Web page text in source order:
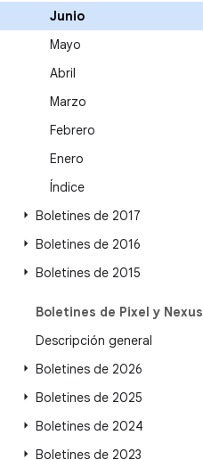
Junio
Mayo
Abril
Marzo
Febrero
Enero
Índice
Boletines de 2017
Boletines de 2016
Boletines de 2015
Boletines de Pixel y Nexus
Descripción general
Boletines de 2026
Boletines de 2025
Boletines de 2024
Boletines de 2023